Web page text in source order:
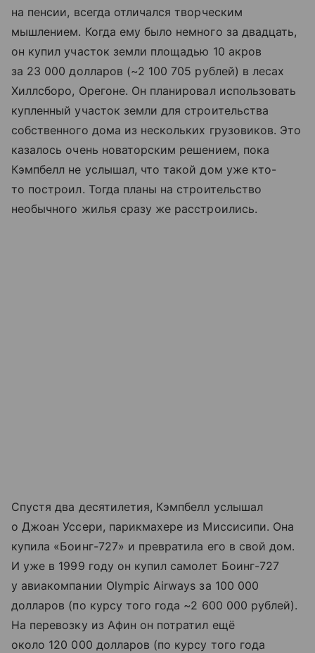
на пенсии, всегда отличался творческим
мышлением. Когда ему было немного за двадцать,
он купил участок земли площадью 10 акров
за 23 000 долларов (~2 100 705 рублей) в лесах
Хиллсборо, Орегоне. Он планировал использовать
купленный участок земли для строительства
собственного дома из нескольких грузовиков. Это
казалось очень новаторским решением, пока
Кэмпбелл не услышал, что такой дом уже кто-
то построил. Тогда планы на строительство
необычного жилья сразу же расстроились.
Спустя два десятилетия, Кэмпбелл услышал
о Джоан Уссери, парикмахере из Миссисипи. Она
купила «Боинг-727» и превратила его в свой дом.
И уже в 1999 году он купил самолет Боинг-727
у авиакомпании Olympic Airways за 100 000
долларов (по курсу того года ~2 600 000 рублей).
На перевозку из Афин он потратил ещё
около 120 000 долларов (по курсу того года